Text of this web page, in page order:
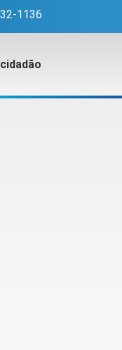
1136